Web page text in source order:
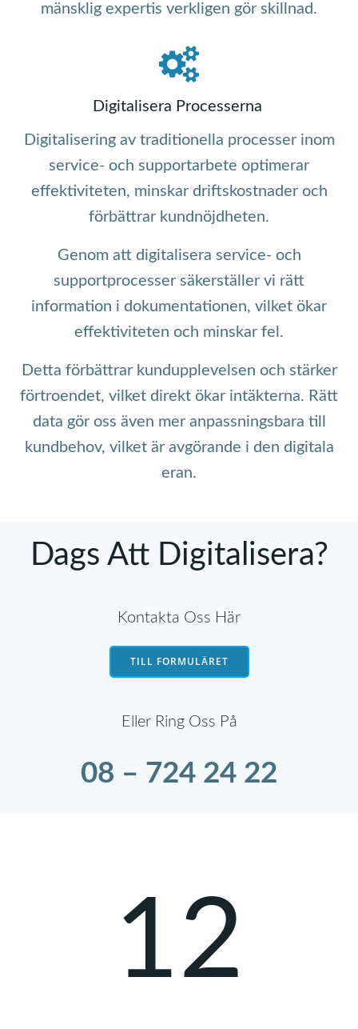
mänsklig expertis verkligen gör skillnad.
Digitalisera Processerna
Digitalisering av traditionella processer inom
service- och supportarbete optimerar
effektiviteten, minskar driftskostnader och
förbättrar kundnöjdheten.
Genom att digitalisera service- och
supportprocesser säkerställer vi rätt
information i dokumentationen, vilket ökar
effektiviteten och minskar fel.
Detta förbättrar kundupplevelsen och stärker
förtroendet, vilket direkt ökar intäkterna. Rätt
data gör oss även mer anpassningsbara till
kundbehov, vilket är avgörande i den digitala
eran.
Dags Att Digitalisera?
Kontakta Oss Här
TILL FORMULÄRET
Eller Ring Oss På
08 – 724 24 22
12